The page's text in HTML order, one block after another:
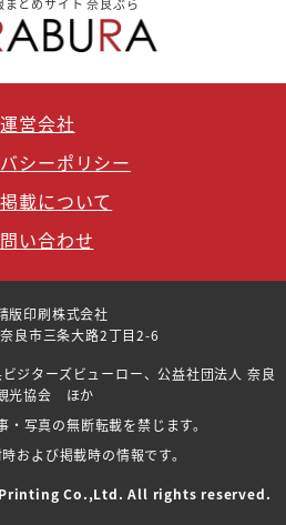
運営会社
シーポリシー
載について
い合わせ
版印刷株式会社
良市三条大路2丁目2-6
ジターズビューロー、公益社団法人 奈良
光協会 ほか
・写真の無断転載を禁じます。
および掲載時の情報です。
Co.,Ltd. All rights reserved.